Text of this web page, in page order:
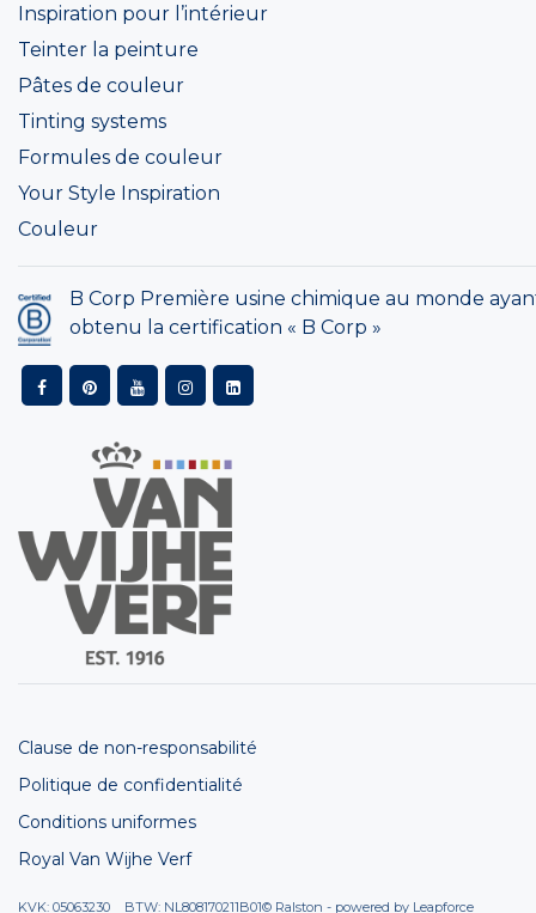
Inspiration pour l’intérieur
Teinter la peinture
Pâtes de couleur
Tinting systems
Formules de couleur
Your Style Inspiration
Couleur
B Corp Première usine chimique au monde
obtenu la certification « B Corp »
Clause de non-responsabilité
Politique de confidentialité
Conditions uniformes
Royal Van Wijhe Verf
KVK: 05063230 BTW: NL808170211B01© Ralston - powered by Leapforce